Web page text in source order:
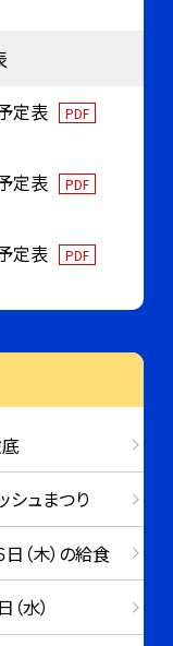
定表 PDF
定表 PDF
定表 PDF
シュまつり
（木）の給食
水）